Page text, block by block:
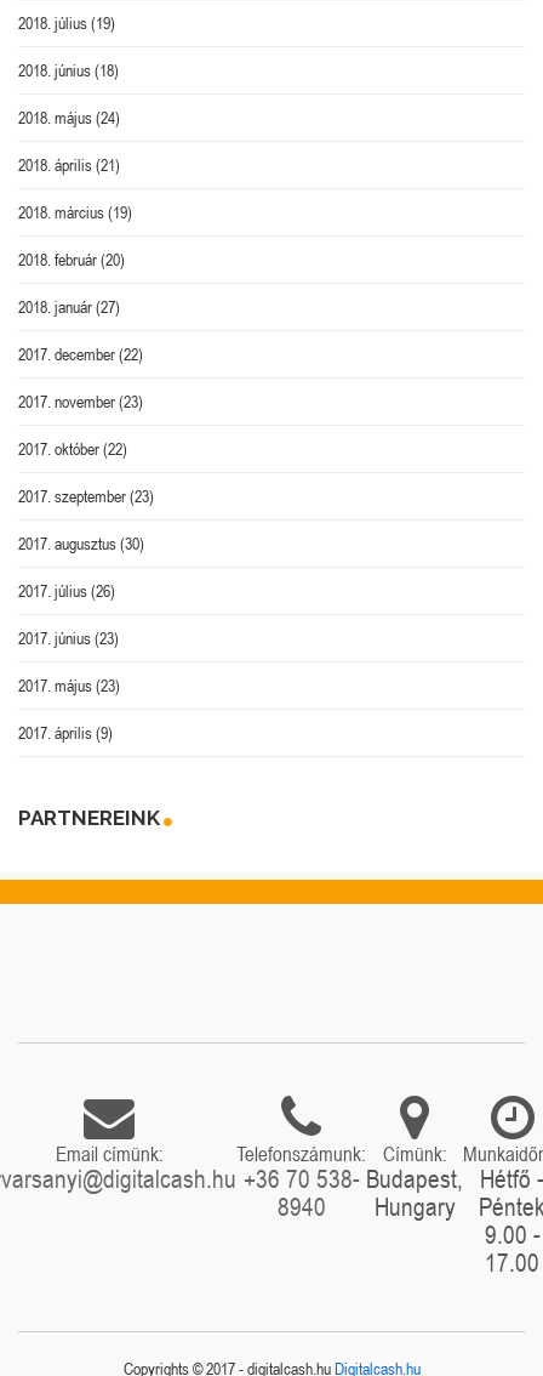
2018. július(19)
2018. június(18)
2018. május(24)
2018. április(21)
2018. március(19)
2018. február(20)
2018. január(27)
2017. december(22)
2017. november(23)
2017. október(22)
2017. szeptember(23)
2017. augusztus(30)
2017. július(26)
2017. június(23)
2017. május(23)
2017. április(9)
PARTNEREINK
Email címünk: Telefonszámunk:
+36 70 538-
8940
Címünk:
Budapest,
Hungary
Hétfő -
9.00 -
17.00
Copyrights © 2017 - digitalcash.huDigitalcash.hu